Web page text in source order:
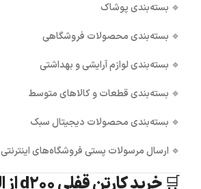
🔹 بسته‌بندی پوشاک
🔹 بسته‌بندی محصولات فروشگاهی
🔹 بسته‌بندی لوازم آرایشی و بهداشتی
🔹 بسته‌بندی قطعات و کالاهای متوسط
🔹 بسته‌بندی محصولات دیجیتال سبک
🔹 ارسال مرسولات پستی فروشگاه‌های اینترنتی